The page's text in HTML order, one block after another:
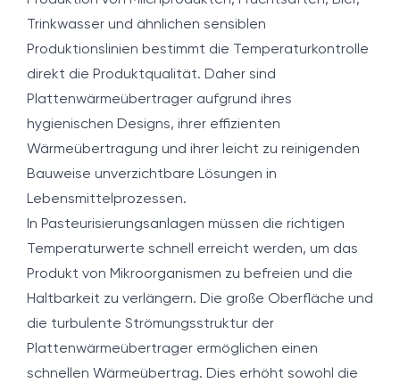
Trinkwasser und ähnlichen sensiblen
Produktionslinien bestimmt die Temperaturkontrolle
direkt die Produktqualität. Daher sind
Plattenwärmeübertrager aufgrund ihres
hygienischen Designs, ihrer effizienten
Wärmeübertragung und ihrer leicht zu reinigenden
Bauweise unverzichtbare Lösungen in
Lebensmittelprozessen.
In Pasteurisierungsanlagen müssen die richtigen
Temperaturwerte schnell erreicht werden, um das
Produkt von Mikroorganismen zu befreien und die
Haltbarkeit zu verlängern. Die große Oberfläche und
die turbulente Strömungsstruktur der
Plattenwärmeübertrager ermöglichen einen
schnellen Wärmeübertrag. Dies erhöht sowohl die